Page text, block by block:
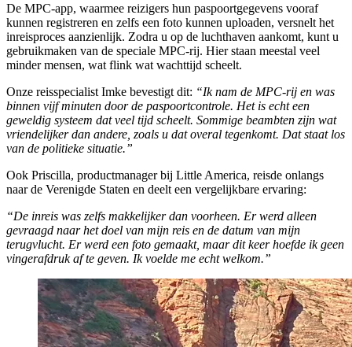
De MPC-app, waarmee reizigers hun paspoortgegevens vooraf
kunnen registreren en zelfs een foto kunnen uploaden, versnelt het
inreisproces aanzienlijk. Zodra u op de luchthaven aankomt, kunt u
gebruikmaken van de speciale MPC-rij. Hier staan meestal veel
minder mensen, wat flink wat wachttijd scheelt.
Onze reisspecialist Imke bevestigt dit: “Ik nam de MPC-rij en was
binnen vijf minuten door de paspoortcontrole. Het is echt een
geweldig systeem dat veel tijd scheelt. Sommige beambten zijn wat
vriendelijker dan andere, zoals u dat overal tegenkomt. Dat staat los
van de politieke situatie.”
Ook Priscilla, productmanager bij Little America, reisde onlangs
naar de Verenigde Staten en deelt een vergelijkbare ervaring:
“De inreis was zelfs makkelijker dan voorheen. Er werd alleen
gevraagd naar het doel van mijn reis en de datum van mijn
terugvlucht. Er werd een foto gemaakt, maar dit keer hoefde ik geen
vingerafdruk af te geven. Ik voelde me echt welkom.”